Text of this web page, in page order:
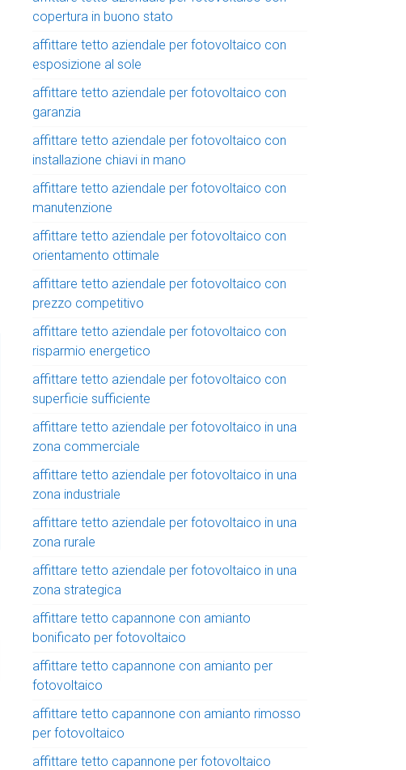
copertura in buono stato
affittare tetto aziendale per fotovoltaico con
esposizione al sole
affittare tetto aziendale per fotovoltaico con
garanzia
affittare tetto aziendale per fotovoltaico con
installazione chiavi in mano
affittare tetto aziendale per fotovoltaico con
manutenzione
affittare tetto aziendale per fotovoltaico con
orientamento ottimale
affittare tetto aziendale per fotovoltaico con
prezzo competitivo
affittare tetto aziendale per fotovoltaico con
risparmio energetico
affittare tetto aziendale per fotovoltaico con
superficie sufficiente
affittare tetto aziendale per fotovoltaico in una
zona commerciale
affittare tetto aziendale per fotovoltaico in una
zona industriale
affittare tetto aziendale per fotovoltaico in una
zona rurale
affittare tetto aziendale per fotovoltaico in una
zona strategica
affittare tetto capannone con amianto
bonificato per fotovoltaico
affittare tetto capannone con amianto per
fotovoltaico
affittare tetto capannone con amianto rimosso
per fotovoltaico
affittare tetto capannone per fotovoltaico